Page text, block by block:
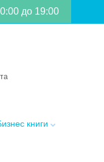
до 19:00
книги